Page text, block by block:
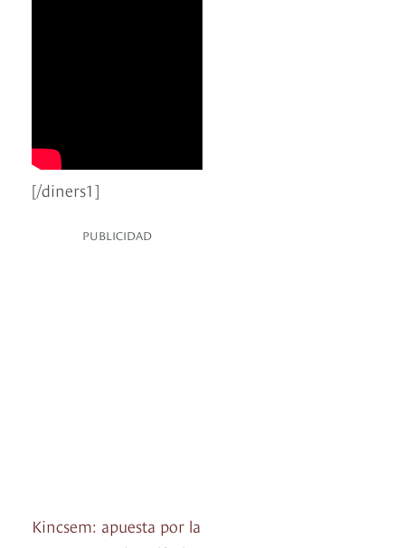
[/diners1]
PUBLICIDAD
Kincsem: apuesta por la